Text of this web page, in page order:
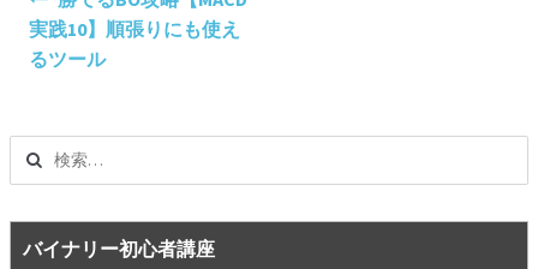
稿
ナ
ビ
ー
シ
ョ
ン
実践10】順張りにも使え
るツール
バイナリー初心者講座